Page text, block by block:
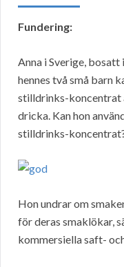
Fundering:
Anna i Sverige,
hennes två små barn
stilldrinks-
dricka. Kan hon
stilldrinks-
Hon undrar om
för deras smaklökar,
kommersiella saft-